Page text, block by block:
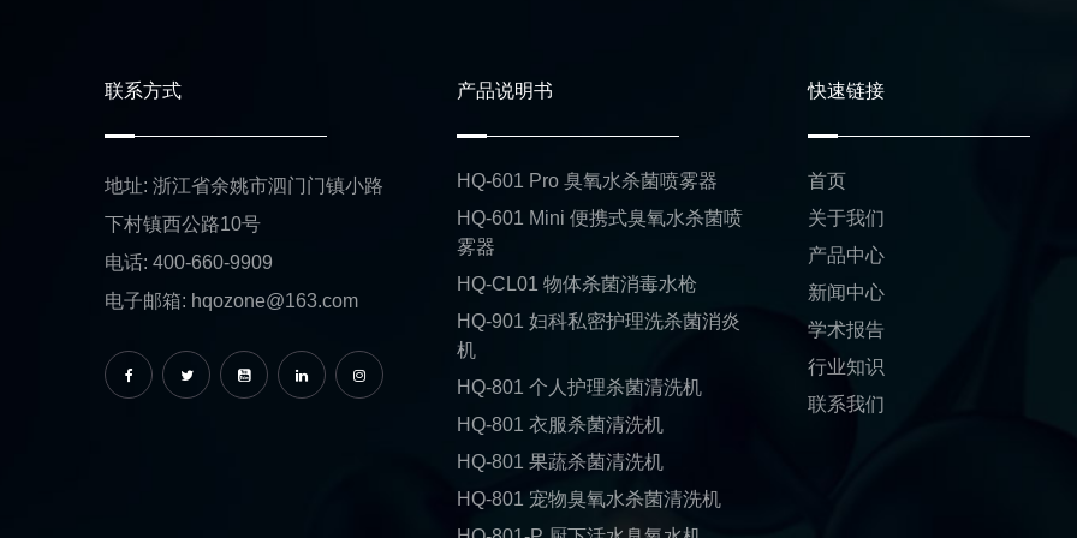
联系方式
地址: 浙江省余姚市泗门门镇小路
下村镇西公路10号
电话: 400-660-9909
电子邮箱: hqozone@163.com
产品说明书
HQ-601 Pro 臭氧水杀菌喷雾器
HQ-601 Mini 便携式臭氧水杀菌喷
雾器
HQ-CL01 物体杀菌消毒水枪
HQ-901 妇科私密护理洗杀菌消炎
机
HQ-801 个人护理杀菌清洗机
HQ-801 衣服杀菌清洗机
HQ-801 果蔬杀菌清洗机
HQ-801 宠物臭氧水杀菌清洗机
快速链接
首页
关于我们
产品中心
新闻中心
学术报告
行业知识
联系我们